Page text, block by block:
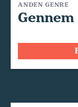
ANDEN GENRE